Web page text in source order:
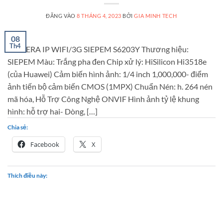
ĐĂNG VÀO8 THÁNG 4, 2023 BỞIGIA MINH TECH
08
Th4
CAMERA IP WIFI/3G SIEPEM S6203Y Thương hiệu:
SIEPEM Màu: Trắng pha đen Chip xử lý: HiSilicon Hi3518e
(của Huawei) Cảm biến hình ảnh: 1/4 inch 1,000,000- điểm
ảnh tiến bộ cảm biến CMOS (1MPX) Chuẩn Nén: h. 264 nén
mã hóa, Hỗ Trợ Công Nghệ ONVIF Hình ảnh tỷ lệ khung
hình: hỗ trợ hai- Dòng, […]
Chia sẻ:
Facebook X
Thích điều này: